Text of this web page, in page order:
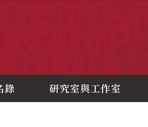
錄 研究室與工作室